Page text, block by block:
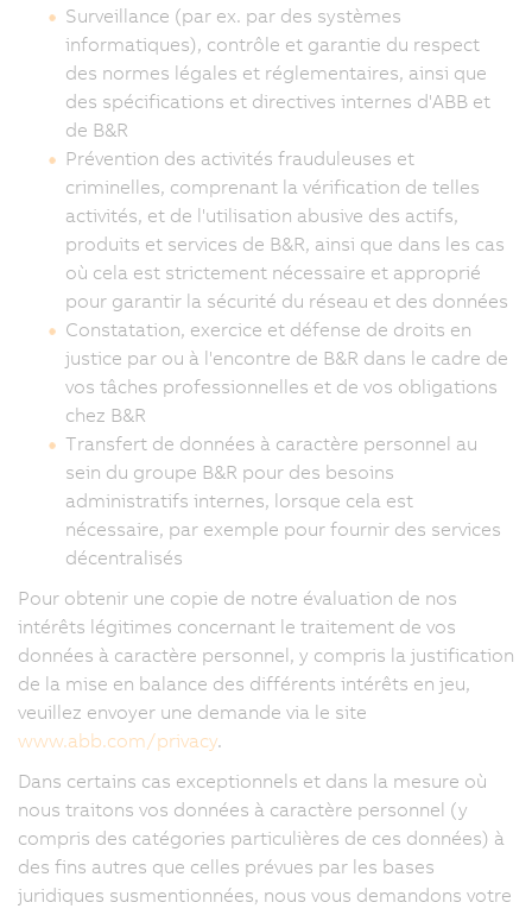
Surveillance (par ex. par des systèmes
informatiques), contrôle et garantie du respect
des normes légales et réglementaires, ainsi que
des spécifications et directives internes d'ABB et
de B&R
Prévention des activités frauduleuses et
criminelles, comprenant la vérification de telles
activités, et de l'utilisation abusive des actifs,
produits et services de B&R, ainsi que dans les cas
où cela est strictement nécessaire et approprié
pour garantir la sécurité du réseau et des données
Constatation, exercice et défense de droits en
justice par ou à l'encontre de B&R dans le cadre de
vos tâches professionnelles et de vos obligations
chez B&R
Transfert de données à caractère personnel au
sein du groupe B&R pour des besoins
administratifs internes, lorsque cela est
nécessaire, par exemple pour fournir des services
décentralisés
Pour obtenir une copie de notre évaluation de nos
intérêts légitimes concernant le traitement de vos
données à caractère personnel, y compris la justification
de la mise en balance des différents intérêts en jeu,
veuillez envoyer une demande via le site
www.abb.com/privacy.
Dans certains cas exceptionnels et dans la mesure où
nous traitons vos données à caractère personnel (y
compris des catégories particulières de ces données) à
des fins autres que celles prévues par les bases
juridiques susmentionnées, nous vous demandons votre